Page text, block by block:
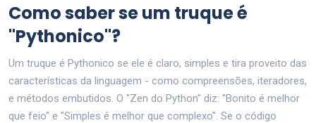
Como saber se um truque é
"Pythonico"?
Um truque é Pythonico se ele é claro, simples e tira proveito das
características da linguagem - como compreensões, iteradores,
e métodos embutidos. O "Zen do Python" diz: "Bonito é melhor
que feio" e "Simples é melhor que complexo". Se o código